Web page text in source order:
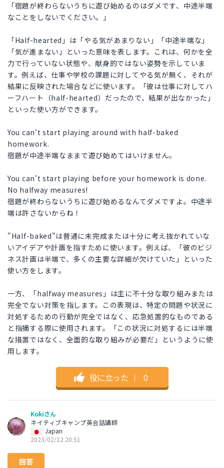
「宿題が終わらないうちに遊び始めるのはダメです、中途半端
なことをしないでください。」
「Half-hearted」は「やる気があまりない」「中途半端な」
「気が進まない」といった意味を表します。これは、何かを全
力で行っていない状態や、献身的ではない姿勢を示していま
す。例えば、仕事や学校の課題に対してやる気が無く、それが
結果に反映された場合などに使います。「彼は仕事に対してハ
ーフハート（half-hearted）だったので、結果が出なかった」
といった使い方ができます。
You can't start playing around with half-baked
homework.
宿題が中途半端なままで遊び始めてはいけません。
You can't start playing before your homework is done.
No halfway measures!
宿題が終わらないうちに遊び始めるなんてダメですよ。中途半
端は許さないからね！
"Half-baked"は普通に未完成または十分に考え抜かれていな
いアイデアや計画を指すために使います。例えば、「彼のビジ
ネス計画は半端で、多くの主要な詳細が欠けていた」といった
使い方をします。
一方、「halfway measures」は主に不十分な取り組みまたは
完全でない対策を指します。この表現は、特定の問題や状況に
対処するための行動が完全ではなく、応急処置的なものである
と指摘する際に使用されます。「この状況に対処するには半端
な措置ではなく、全面的な取り組みが必要だ」というように使
用します。
役に立った ｜ 0
Kokiさん
ネイティブキャンプ英会話講師
Japan
2023/02/12 20:51
回答